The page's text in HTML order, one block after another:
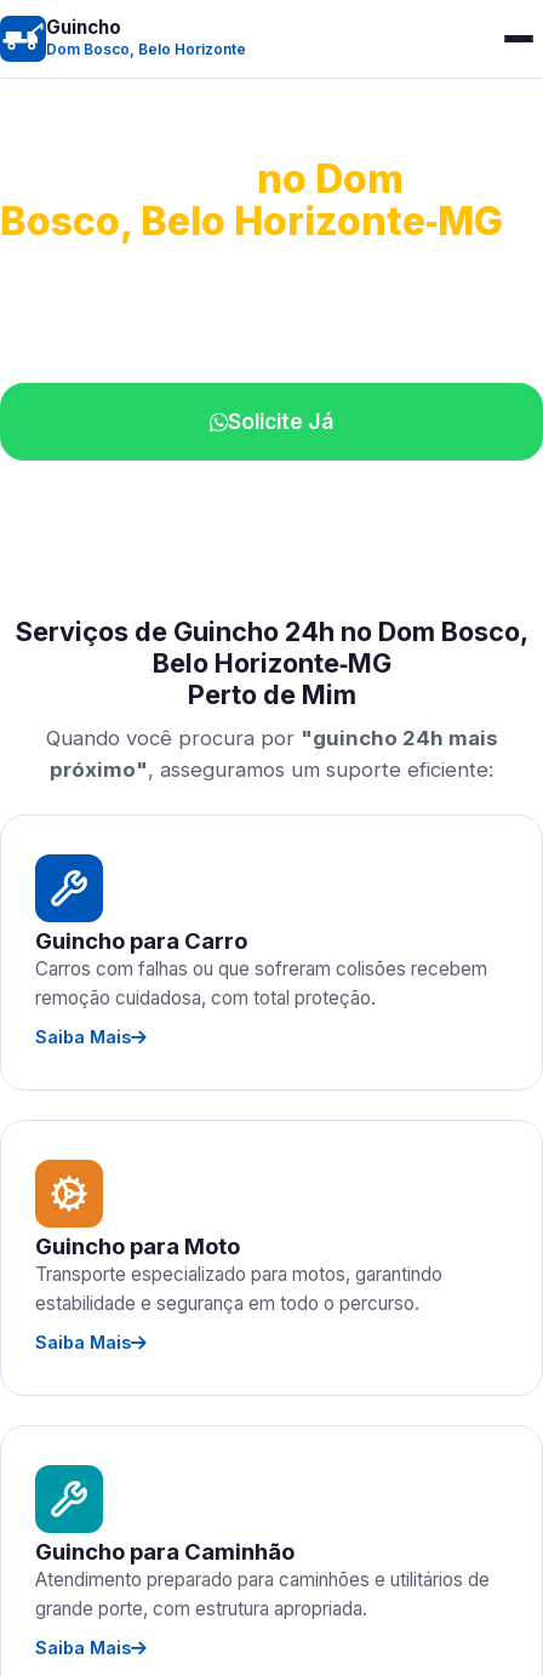
Guincho
Dom Bosco, Belo Horizonte
no Dom
Bosco, Belo Horizonte‑MG
Solicite Já
Serviços de Guincho 24h no Dom Bosco,
Belo Horizonte‑MG
Perto de Mim
Quando você procura por "guincho 24h mais
próximo", asseguramos um suporte eficiente:
Guincho para Carro
Carros com falhas ou que sofreram colisões recebem
remoção cuidadosa, com total proteção.
Saiba Mais
Guincho para Moto
Transporte especializado para motos, garantindo
estabilidade e segurança em todo o percurso.
Saiba Mais
Guincho para Caminhão
Atendimento preparado para caminhões e utilitários de
grande porte, com estrutura apropriada.
Saiba Mais